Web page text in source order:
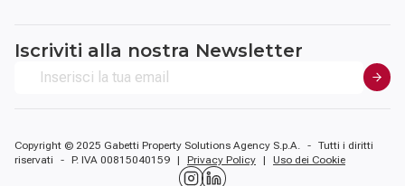
Iscriviti alla nostra Newsletter
Copyright © 2025 Gabetti Property Solutions Agency S.p.A. - Tutti i diritti
riservati
- P. IVA 00815040159 | Privacy Policy | Uso dei Cookie